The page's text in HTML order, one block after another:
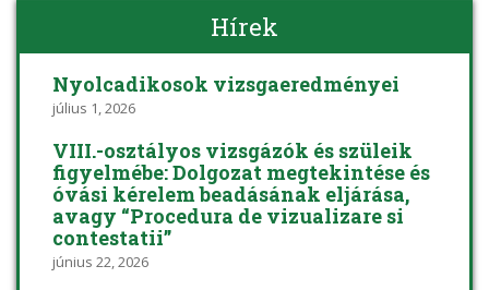
Hírek
Nyolcadikosok vizsgaeredményei
július 1, 2026
VIII.-osztályos vizsgázók és szüleik
figyelmébe: Dolgozat megtekintése és
óvási kérelem beadásának eljárása,
avagy “Procedura de vizualizare si
contestatii”
június 22, 2026